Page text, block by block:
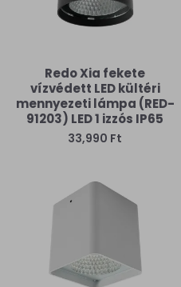
Redo Xia fekete
vízvédett LED kültéri
mennyezeti lámpa (RED-
91203) LED 1 izzós IP65
33,990 Ft